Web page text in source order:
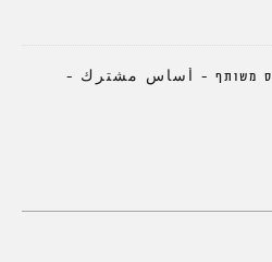
משותף – أساس مشترك –